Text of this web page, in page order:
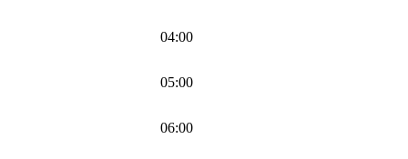
04:00
05:00
06:00